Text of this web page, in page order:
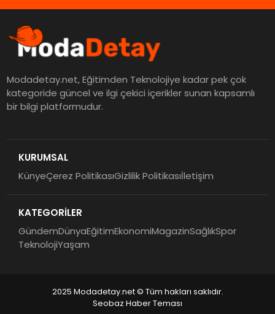
Modadetay.net, Eğitimden Teknolojiye kadar pek çok
kategoride güncel ve ilgi çekici içerikler sunan kapsamlı
bir bilgi platformudur.
KURUMSAL
KünyeÇerez PolitikasıGizlilik Politikasıİletişim
KATEGORİLER
GündemDünyaEğitimEkonomiMagazinSağlıkSpor
TeknolojiYaşam
2025 Modadetay.net © Tüm hakları saklıdır.
Seobaz Haber Teması